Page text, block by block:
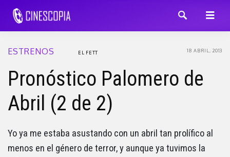
ESTRENOS 18 ABRIL, 2013
EL FETT
Pronóstico Palomero de
Abril (2 de 2)
Yo ya me estaba asustando con un abril tan prolífico al
menos en el género de terror, y aunque ya tuvimos la